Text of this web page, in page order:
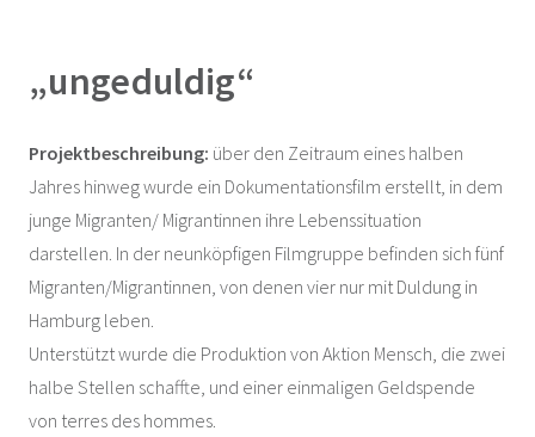
„ungeduldig“
Projektbeschreibung: über den Zeitraum eines halben
Jahres hinweg wurde ein Dokumentationsfilm erstellt, in dem
junge Migranten/ Migrantinnen ihre Lebenssituation
darstellen. In der neunköpfigen Filmgruppe befinden sich fünf
Migranten/Migrantinnen, von denen vier nur mit Duldung in
Hamburg leben.
Unterstützt wurde die Produktion von Aktion Mensch, die zwei
halbe Stellen schaffte, und einer einmaligen Geldspende
von terres des hommes.